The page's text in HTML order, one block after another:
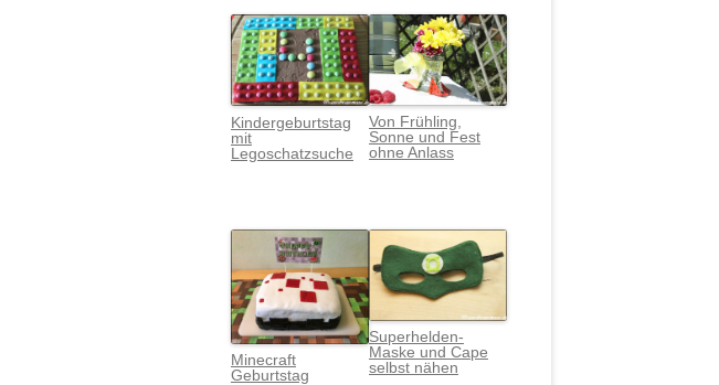
Kindergeburtstag
mit
Legoschatzsuche
Von Frühling,
Sonne und Fest
ohne Anlass
Minecraft
Geburtstag
Superhelden-
Maske und Cape
selbst nähen